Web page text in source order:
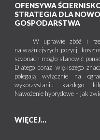
OFENSYWA
STRATEGIA DLA
GOSPODARSTWA
W uprawie zbóż i
najważniejszych pozycji
sezonach mogło stanowić
Dlatego coraz większego
polegają wyłącznie na
wykorzystaniu każdego
Nawożenie hybrydowe – jak
WIĘCEJ...